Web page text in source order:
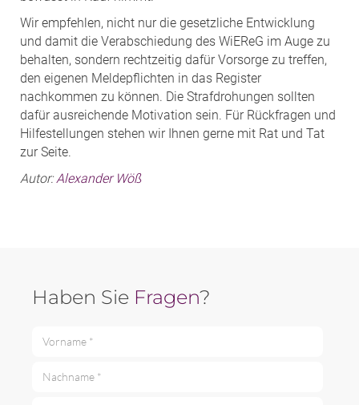
Wir empfehlen, nicht nur die gesetzliche Entwicklung
und damit die Verabschiedung des WiEReG im Auge zu
behalten, sondern rechtzeitig dafür Vorsorge zu treffen,
den eigenen Meldepflichten in das Register
nachkommen zu können. Die Strafdrohungen sollten
dafür ausreichende Motivation sein. Für Rückfragen und
Hilfestellungen stehen wir Ihnen gerne mit Rat und Tat
zur Seite.
Autor:Alexander Wöß
Haben Sie Fragen?